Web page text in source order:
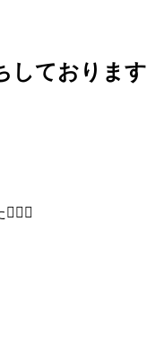
しております